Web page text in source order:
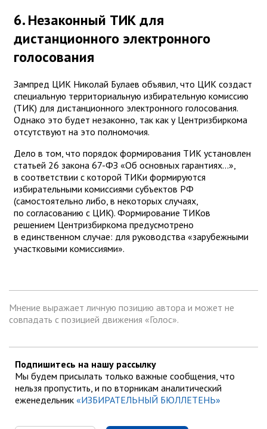
6. Незаконный ТИК для
дистанционного электронного
голосования
Зампред ЦИК Николай Булаев объявил, что ЦИК создаст
специальную территориальную избирательную комиссию
(ТИК) для дистанционного электронного голосования.
Однако это будет незаконно, так как у Центризбиркома
отсутствуют на это полномочия.
Дело в том, что порядок формирования ТИК установлен
статьей 26 закона 67-ФЗ «Об основных гарантиях...»,
в соответствии с которой ТИКи формируются
избирательными комиссиями субъектов РФ
(самостоятельно либо, в некоторых случаях,
по согласованию с ЦИК). Формирование ТИКов
решением Центризбиркома предусмотрено
в единственном случае: для руководства «зарубежными
участковыми комиссиями».
Мнение выражает личную позицию автора и может не
совпадать с позицией движения «Голос».
Подпишитесь на нашу рассылку
Мы будем присылать только важные сообщения, что
нельзя пропустить, и по вторникам аналитический
еженедельник «ИЗБИРАТЕЛЬНЫЙ БЮЛЛЕТЕНЬ»